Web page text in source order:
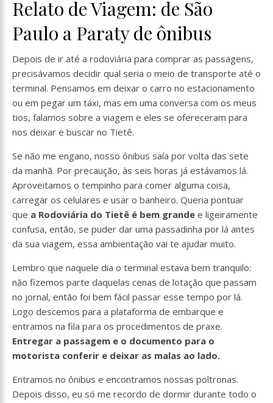
Relato de Viagem: de São
Paulo a Paraty de ônibus
Depois de ir até a rodoviária para comprar as passagens,
precisávamos decidir qual seria o meio de transporte até o
terminal. Pensamos em deixar o carro no estacionamento
ou em pegar um táxi, mas em uma conversa com os meus
tios, falamos sobre a viagem e eles se ofereceram para
nos deixar e buscar no Tietê.
Se não me engano, nosso ônibus saía por volta das sete
da manhã. Por precaução, às seis horas já estávamos lá.
Aproveitamos o tempinho para comer alguma coisa,
carregar os celulares e usar o banheiro. Queria pontuar
que a Rodoviária do Tietê é bem grande e ligeiramente
confusa, então, se puder dar uma passadinha por lá antes
da sua viagem, essa ambientação vai te ajudar muito.
Lembro que naquele dia o terminal estava bem tranquilo:
não fizemos parte daquelas cenas de lotação que passam
no jornal, então foi bem fácil passar esse tempo por lá.
Logo descemos para a plataforma de embarque e
entramos na fila para os procedimentos de praxe.
Entregar a passagem e o documento para o
motorista conferir e deixar as malas ao lado.
Entramos no ônibus e encontramos nossas poltronas.
Depois disso, eu só me recordo de dormir durante todo o